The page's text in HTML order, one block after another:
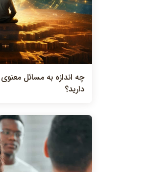
چه اندازه به مسائل
داريد؟